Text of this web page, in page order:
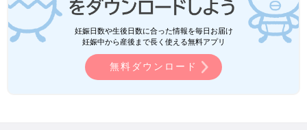
妊娠日数や生後日数に合った情報を毎日お届け
妊娠中から産後まで長く使える無料アプリ
無料ダウンロード